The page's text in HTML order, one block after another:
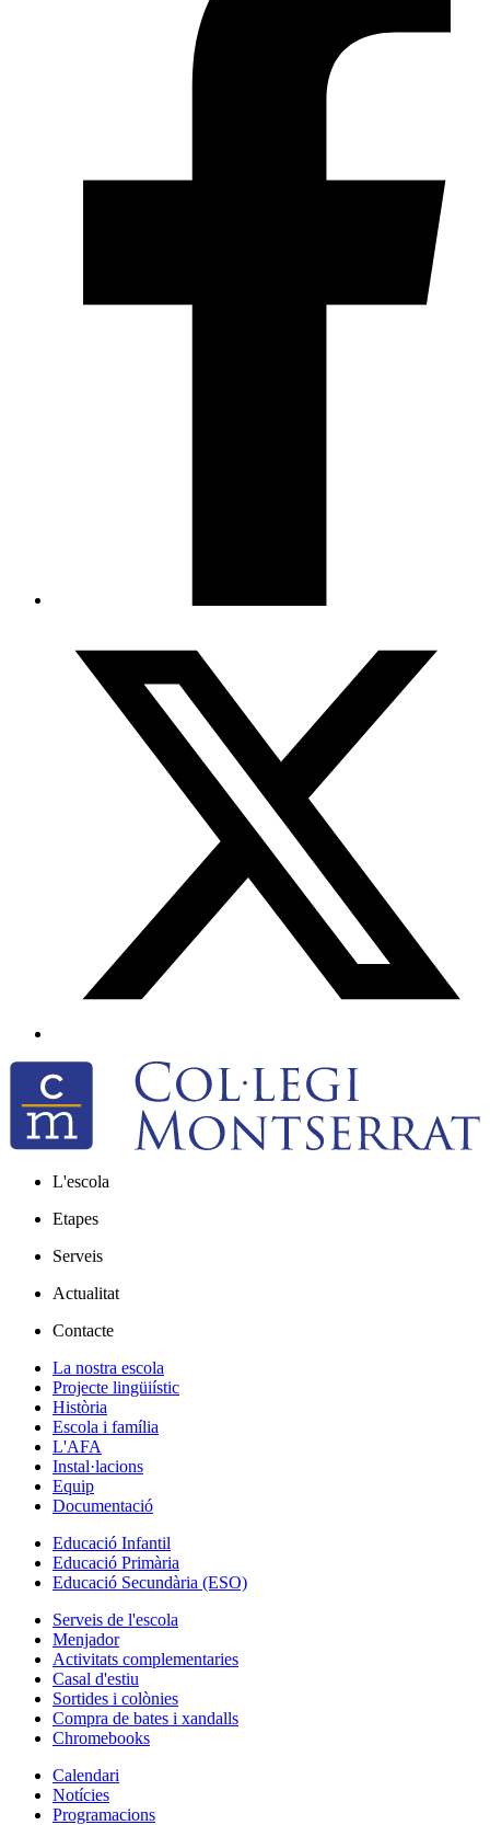
L'escola
Etapes
Serveis
Actualitat
Contacte
La nostra escola
Projecte lingüiístic
Història
Escola i família
L'AFA
Instal·lacions
Equip
Documentació
Educació Infantil
Educació Primària
Educació Secundària (ESO)
Serveis de l'escola
Menjador
Activitats complementaries
Casal d'estiu
Sortides i colònies
Compra de bates i xandalls
Chromebooks
Calendari
Notícies
Programacions